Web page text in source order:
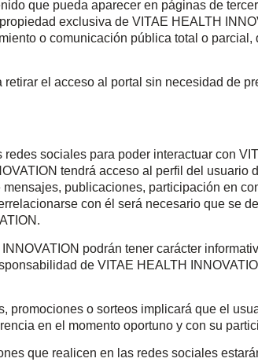
que pueda aparecer en páginas de
exclusiva de VITAE HEALTH
o comunicación pública total o
el acceso al portal sin necesidad de
sociales para poder interactuar con
tendrá acceso al perfil del
publicaciones, participación en
con él será necesario que se
podrán tener carácter
de VITAE HEALTH
promociones o sorteos implicará que el
en el momento oportuno y con su
que realicen en las redes sociales